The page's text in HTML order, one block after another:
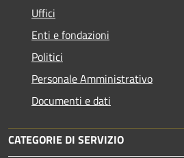
Uffici
Enti e fondazioni
Politici
Personale Amministrativo
Documenti e dati
CATEGORIE DI SERVIZIO